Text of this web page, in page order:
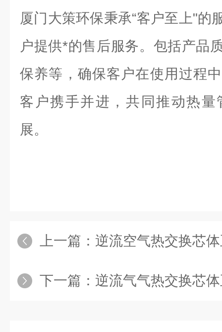
厦门大策环保秉承“客户至上"的
户提供*的售后服务。包括产品
保养等，确保客户在使用过程
客户携手并进，共同推动热
展。
上一篇： 逆流空气热交换芯
下一篇： 逆流气气热交换芯